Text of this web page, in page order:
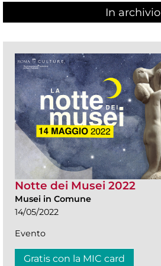
In archivio
Notte dei Musei 2022
Musei in Comune
14/05/2022
Evento
Gratis con la MIC card